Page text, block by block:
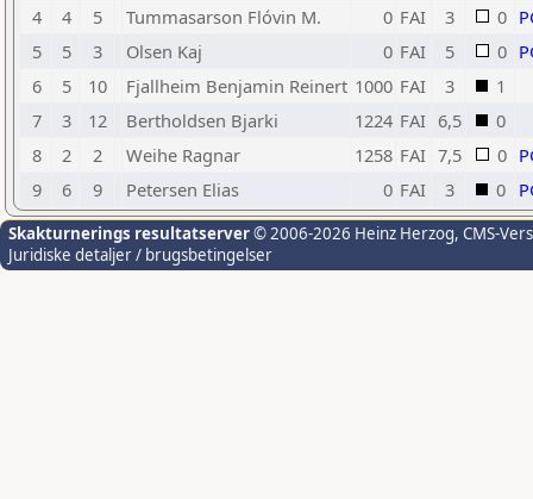
4
4 5 Tummasarson Flóvin M. 0 FAI 3 0
5
5 3 Olsen Kaj 0 FAI 5 0
6
5 10 Fjallheim Benjamin Reinert 1000 FAI 3
1
7
3 12 Bertholdsen Bjarki 1224 FAI 6,5
0
8
2 2 Weihe Ragnar 1258 FAI 7,5 0
9
6 9 Petersen Elias 0 FAI 3 0
Skakturnerings resultatserver© 2006-2026 Heinz Herzog, CMS-
Juridiske detaljer / brugsbetingelser